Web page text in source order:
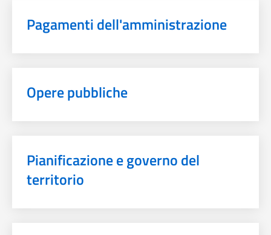
Pagamenti dell'amministrazione
Opere pubbliche
Pianificazione e governo del
territorio